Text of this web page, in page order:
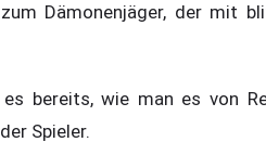
Dämonenjäger, der mit
bereits, wie man es von
Spieler.